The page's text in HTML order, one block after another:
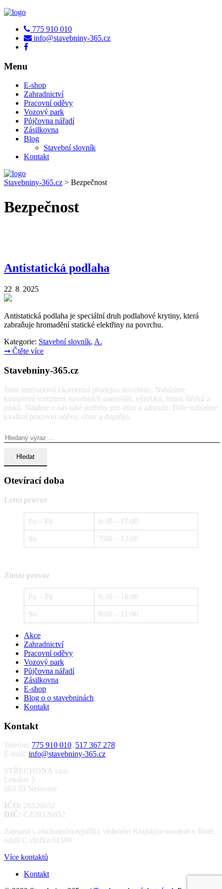
775 910 010
info@stavebniny-365.cz
Menu
E-shop
Zahradnictví
Pracovní oděvy
Vozový park
Půjčovna nářadí
Zásilkovna
Blog
Stavební slovník
Kontakt
Stavebniny-365.cz > Bezpečnost
Bezpečnost
Antistatická podlaha
22. 8. 2025
Antistatická podlaha je speciální druh podlahové krytiny, která
zabraňuje hromadění statické elektřiny na povrchu.
Kategorie: Stavební slovník, A.
➞ Čtěte více
Stavebniny-365.cz
Jsme internetová i kamenná prodejna stavebnin. Nabízíme
kompletní sortiment stavebních materiálů, výrobků, hmot, štěrků a
písků. Najdete u nás také potřeby pro dům a zahradu. Dále nabízíme
kvalitní pracovní oděvy, obuv a doplňky.
Otevírací doba
Letní provoz
Po – Pá 6:30 – 17:00
So 7:00 – 12:00
Zimní provoz
Po – Pá 6:30 – 16:00
So 8:00 – 11:00
Akce
Zahradnictví
Pracovní oděvy
Vozový park
Půjčovna nářadí
Zásilkovna
E-shop
Blog o o stavebninách
Kontakt
Kontakt
Telefon: 775 910 010, 517 367 278
E-mail: info@stavebniny-365.cz
STŘECHONA s.r.o.
Letošov 5
683 33 Nesovice
IČO: 28326652
DIČ: CZ28326652
Zapsaná v obchodním rejstříku vedeném Krajským soudem v Brně,
oddíl C vložka 61509
Více kontaktů
Kontakt